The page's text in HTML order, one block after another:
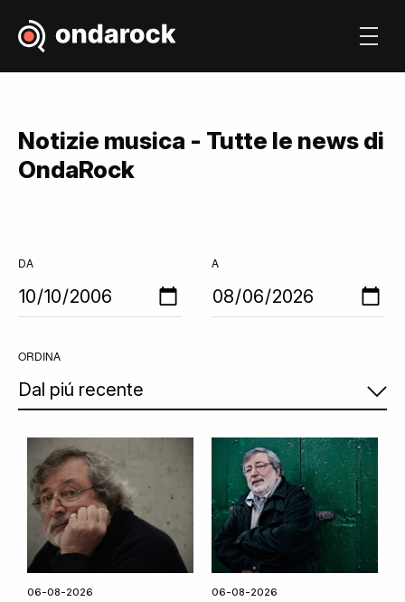
Notizie musica - Tutte le news di
OndaRock
DA A
ORDINA
06-08-2026 06-08-2026